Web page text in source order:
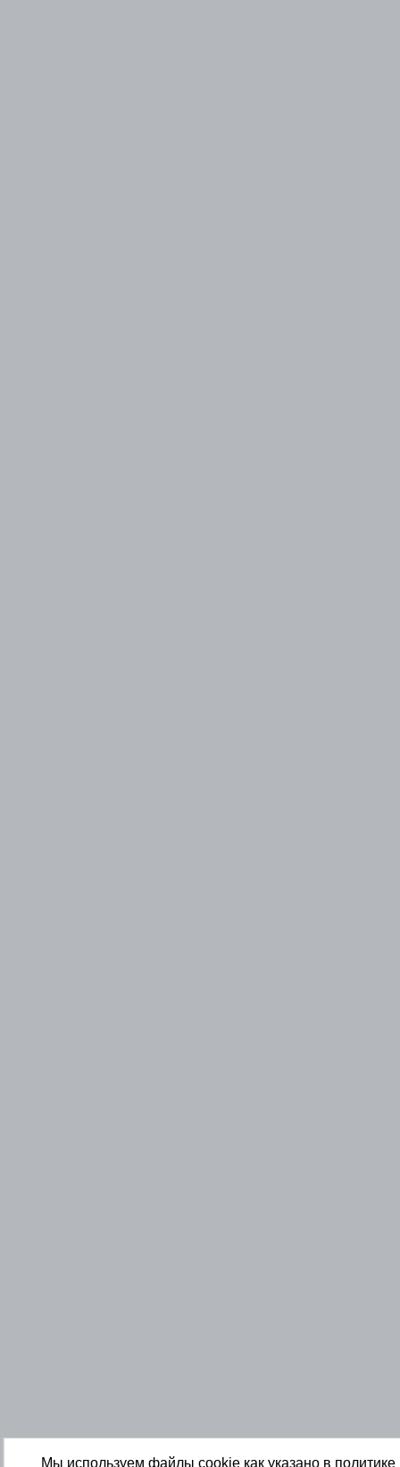
Мы используем файлы cookie как указано в